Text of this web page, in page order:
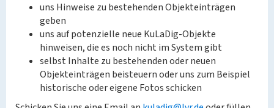
uns Hinweise zu bestehenden Objekteinträgen
geben
uns auf potenzielle neue KuLaDig-Objekte
hinweisen, die es noch nicht im System gibt
selbst Inhalte zu bestehenden oder neuen
Objekteinträgen beisteuern oder uns zum Beispiel
historische oder eigene Fotos schicken